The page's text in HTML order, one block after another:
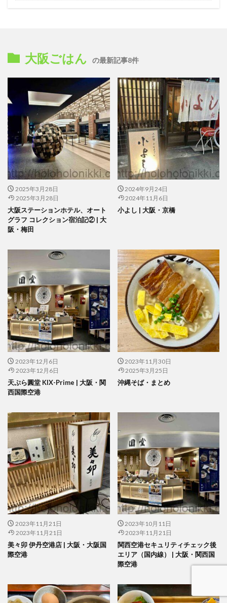
大阪ごはん の最新記事8件
2025年3月28日
2025年3月28日
大阪ステーションホテル、オート
グラフ コレクション宿泊記② | 大
阪・梅田
2024年9月24日
2024年11月6日
小よし | 大阪・京橋
2023年12月6日
2023年12月6日
天ぷら圓堂 KIX-Prime | 大阪・関
西国際空港
2023年11月30日
2025年3月25日
沖縄そば・まとめ
2023年11月21日
2023年11月21日
美々卯 伊丹空港店 | 大阪・大阪国
際空港
2023年10月11日
2023年11月21日
関西空港セキュリティチェック後
エリア（国内線） | 大阪・関西国
際空港